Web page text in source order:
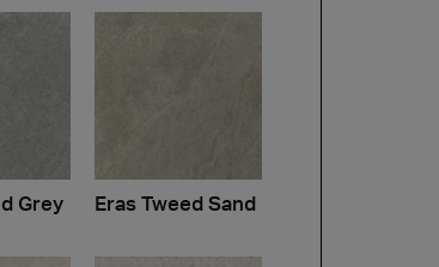
Grey Eras Tweed Sand